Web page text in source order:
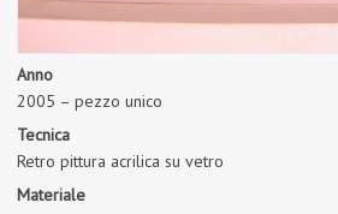
Anno
2005 – pezzo unico
Tecnica
Retro pittura acrilica su vetro
Materiale